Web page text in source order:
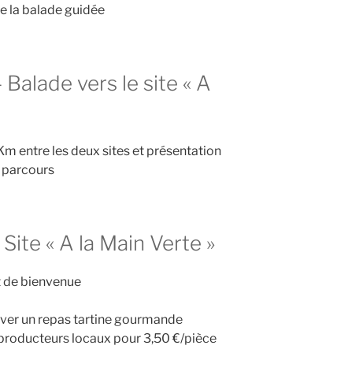
la balade guidée
vers le site « A
entre les deux sites et présentation
parcours
« A la Main Verte »
bienvenue
un repas tartine gourmande
locaux pour 3,50 €/pièce